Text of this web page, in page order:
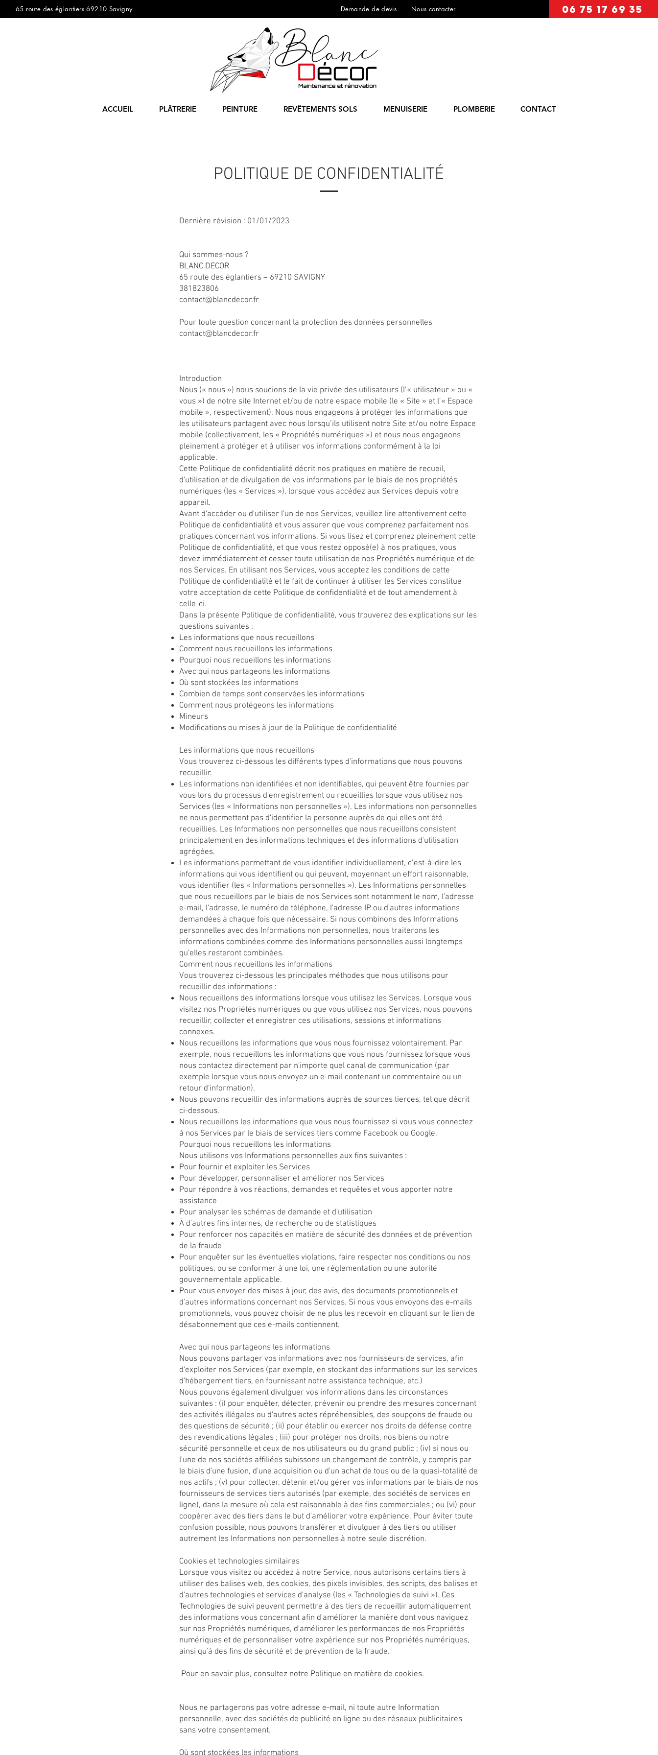
06 75 17 69 35
65 route des églantiers 69210 Savigny Demande de devis Nous contacter
ACCUEIL PLÂTRERIE PEINTURE REVÊTEMENTS SOLS MENUISERIE PLOMBERIE CONTACT
POLITIQUE DE CONFIDENTIALITÉ
Dernière révision : 01/01/2023
Qui sommes-nous ?
BLANC DECOR
65 route des églantiers – 69210 SAVIGNY
381823806
contact@blancdecor.fr
​Pour toute question concernant la protection des données personnelles
contact@blancdecor.fr
Introduction
Nous (« nous ») nous soucions de la vie privée des utilisateurs (l’« utilisateur » ou «
vous ») de notre site Internet et/ou de notre espace mobile (le « Site » et l’« Espace
mobile », respectivement). Nous nous engageons à protéger les informations que
les utilisateurs partagent avec nous lorsqu’ils utilisent notre Site et/ou notre Espace
mobile (collectivement, les « Propriétés numériques ») et nous nous engageons
pleinement à protéger et à utiliser vos informations conformément à la loi
applicable.
Cette Politique de confidentialité décrit nos pratiques en matière de recueil,
d'utilisation et de divulgation de vos informations par le biais de nos propriétés
numériques (les « Services »), lorsque vous accédez aux Services depuis votre
appareil.
Avant d'accéder ou d'utiliser l'un de nos Services, veuillez lire attentivement cette
Politique de confidentialité et vous assurer que vous comprenez parfaitement nos
pratiques concernant vos informations. Si vous lisez et comprenez pleinement cette
Politique de confidentialité, et que vous restez opposé(e) à nos pratiques, vous
devez immédiatement et cesser toute utilisation de nos Propriétés numérique et de
nos Services. En utilisant nos Services, vous acceptez les conditions de cette
Politique de confidentialité et le fait de continuer à utiliser les Services constitue
votre acceptation de cette Politique de confidentialité et de tout amendement à
celle-ci.
Dans la présente Politique de confidentialité, vous trouverez des explications sur les
questions suivantes :
Les informations que nous recueillons
Comment nous recueillons les informations
Pourquoi nous recueillons les informations
Avec qui nous partageons les informations
Où sont stockées les informations
Combien de temps sont conservées les informations
Comment nous protégeons les informations
Mineurs
Modifications ou mises à jour de la Politique de confidentialité
Les informations que nous recueillons
Vous trouverez ci-dessous les différents types d'informations que nous pouvons
recueillir.
Les informations non identifiées et non identifiables, qui peuvent être fournies par
vous lors du processus d'enregistrement ou recueillies lorsque vous utilisez nos
Services (les « Informations non personnelles »). Les informations non personnelles
ne nous permettent pas d'identifier la personne auprès de qui elles ont été
recueillies. Les Informations non personnelles que nous recueillons consistent
principalement en des informations techniques et des informations d'utilisation
agrégées.
Les informations permettant de vous identifier individuellement, c’est-à-dire les
informations qui vous identifient ou qui peuvent, moyennant un effort raisonnable,
vous identifier (les « Informations personnelles »). Les Informations personnelles
que nous recueillons par le biais de nos Services sont notamment le nom, l'adresse
e-mail, l'adresse, le numéro de téléphone, l'adresse IP ou d'autres informations
demandées à chaque fois que nécessaire. Si nous combinons des Informations
personnelles avec des Informations non personnelles, nous traiterons les
informations combinées comme des Informations personnelles aussi longtemps
qu'elles resteront combinées.
Comment nous recueillons les informations
Vous trouverez ci-dessous les principales méthodes que nous utilisons pour
recueillir des informations :
Nous recueillons des informations lorsque vous utilisez les Services. Lorsque vous
visitez nos Propriétés numériques ou que vous utilisez nos Services, nous pouvons
recueillir, collecter et enregistrer ces utilisations, sessions et informations
connexes.
Nous recueillons les informations que vous nous fournissez volontairement. Par
exemple, nous recueillons les informations que vous nous fournissez lorsque vous
nous contactez directement par n'importe quel canal de communication (par
exemple lorsque vous nous envoyez un e-mail contenant un commentaire ou un
retour d'information).
Nous pouvons recueillir des informations auprès de sources tierces, tel que décrit
ci-dessous.
Nous recueillons les informations que vous nous fournissez si vous vous connectez
à nos Services par le biais de services tiers comme Facebook ou Google.
Pourquoi nous recueillons les informations
Nous utilisons vos Informations personnelles aux fins suivantes :
Pour fournir et exploiter les Services
Pour développer, personnaliser et améliorer nos Services
Pour répondre à vos réactions, demandes et requêtes et vous apporter notre
assistance
Pour analyser les schémas de demande et d'utilisation
À d'autres fins internes, de recherche ou de statistiques
Pour renforcer nos capacités en matière de sécurité des données et de prévention
de la fraude
Pour enquêter sur les éventuelles violations, faire respecter nos conditions ou nos
politiques, ou se conformer à une loi, une réglementation ou une autorité
gouvernementale applicable.
Pour vous envoyer des mises à jour, des avis, des documents promotionnels et
d'autres informations concernant nos Services. Si nous vous envoyons des e-mails
promotionnels, vous pouvez choisir de ne plus les recevoir en cliquant sur le lien de
désabonnement que ces e-mails contiennent.
Avec qui nous partageons les informations
Nous pouvons partager vos informations avec nos fournisseurs de services, afin
d'exploiter nos Services (par exemple, en stockant des informations sur les services
d'hébergement tiers, en fournissant notre assistance technique, etc.)
Nous pouvons également divulguer vos informations dans les circonstances
suivantes : (i) pour enquêter, détecter, prévenir ou prendre des mesures concernant
des activités illégales ou d'autres actes répréhensibles, des soupçons de fraude ou
des questions de sécurité ; (ii) pour établir ou exercer nos droits de défense contre
des revendications légales ; (iii) pour protéger nos droits, nos biens ou notre
sécurité personnelle et ceux de nos utilisateurs ou du grand public ; (iv) si nous ou
l'une de nos sociétés affiliées subissons un changement de contrôle, y compris par
le biais d'une fusion, d'une acquisition ou d'un achat de tous ou de la quasi-totalité de
nos actifs ; (v) pour collecter, détenir et/ou gérer vos informations par le biais de nos
fournisseurs de services tiers autorisés (par exemple, des sociétés de services en
ligne), dans la mesure où cela est raisonnable à des fins commerciales ; ou (vi) pour
coopérer avec des tiers dans le but d'améliorer votre expérience. Pour éviter toute
confusion possible, nous pouvons transférer et divulguer à des tiers ou utiliser
autrement les Informations non personnelles à notre seule discrétion.
Cookies et technologies similaires
Lorsque vous visitez ou accédez à notre Service, nous autorisons certains tiers à
utiliser des balises web, des cookies, des pixels invisibles, des scripts, des balises et
d'autres technologies et services d'analyse (les « Technologies de suivi »). Ces
Technologies de suivi peuvent permettre à des tiers de recueillir automatiquement
des informations vous concernant afin d'améliorer la manière dont vous naviguez
sur nos Propriétés numériques, d'améliorer les performances de nos Propriétés
numériques et de personnaliser votre expérience sur nos Propriétés numériques,
ainsi qu'à des fins de sécurité et de prévention de la fraude.
Pour en savoir plus, consultez notre Politique en matière de cookies.
Nous ne partagerons pas votre adresse e-mail, ni toute autre Information
personnelle, avec des sociétés de publicité en ligne ou des réseaux publicitaires
sans votre consentement.
Où sont stockées les informations